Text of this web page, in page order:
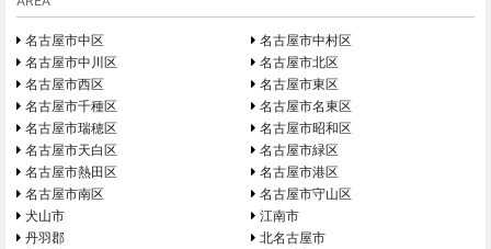
名古屋市中区
名古屋市中村区
名古屋市中川区
名古屋市北区
名古屋市西区
名古屋市東区
名古屋市千種区
名古屋市名東区
名古屋市瑞穂区
名古屋市昭和区
名古屋市天白区
名古屋市緑区
名古屋市熱田区
名古屋市港区
名古屋市南区
名古屋市守山区
犬山市
江南市
丹羽郡
北名古屋市